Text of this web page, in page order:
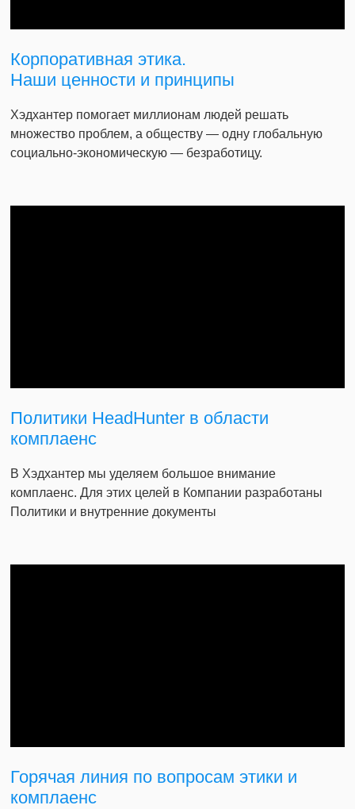
Корпоративная этика.
Наши ценности и принципы
Хэдхантер помогает миллионам людей решать
множество проблем, а обществу — одну глобальную
социально-экономическую — безработицу.
Политики HeadHunter в области
комплаенс
В Хэдхантер мы уделяем большое внимание
комплаенс. Для этих целей в Компании разработаны
Политики и внутренние документы
Горячая линия по вопросам этики и
комплаенс